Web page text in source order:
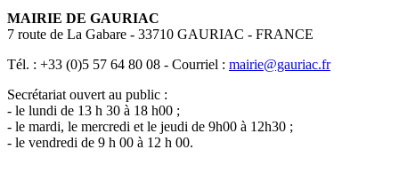
MAIRIE DE GAURIAC
7 route de La Gabare - 33710 GAURIAC - FRANCE
Tél. : +33 (0)5 57 64 80 08 - Courriel : mairie@gauriac.fr
Secrétariat ouvert au public :
- le lundi de 13 h 30 à 18 h00 ;
- le mardi, le mercredi et le jeudi de 9h00 à 12h30 ;
- le vendredi de 9 h 00 à 12 h 00.